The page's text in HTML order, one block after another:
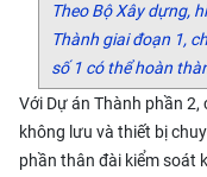
Theo Bộ Xây dựng,
Thành giai đoạn 1,
số 1 có thể hoàn
Với Dự án Thành phần
không lưu và thiết bị
phần thân đài kiểm soát